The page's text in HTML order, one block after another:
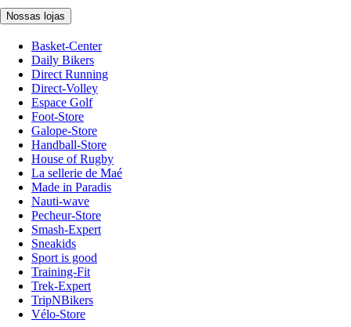
Nossas lojas
Basket-Center
Daily Bikers
Direct Running
Direct-Volley
Espace Golf
Foot-Store
Galope-Store
Handball-Store
House of Rugby
La sellerie de Maé
Made in Paradis
Nauti-wave
Pecheur-Store
Smash-Expert
Sneakids
Sport is good
Training-Fit
Trek-Expert
TripNBikers
Vélo-Store